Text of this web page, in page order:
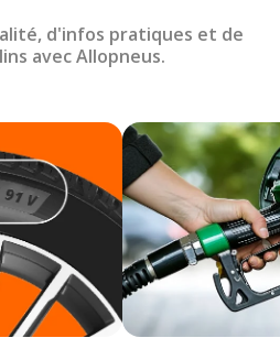
d'infos pratiques et de
avec Allopneus.